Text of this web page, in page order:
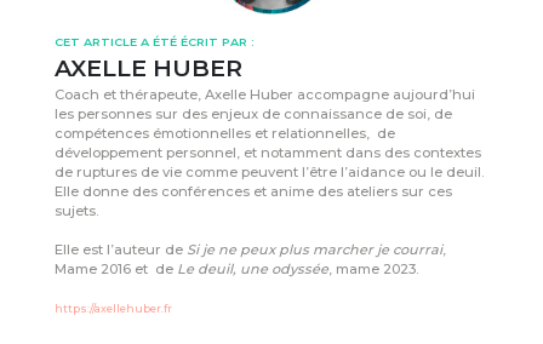
CET ARTICLE A ÉTÉ ÉCRIT PAR :
AXELLE HUBER
Coach et thérapeute, Axelle Huber accompagne aujourd’hui
les personnes sur des enjeux de connaissance de soi, de
compétences émotionnelles et relationnelles, de
développement personnel, et notamment dans des contextes
de ruptures de vie comme peuvent l’être l’aidance ou le deuil.
Elle donne des conférences et anime des ateliers sur ces
sujets.
Elle est l’auteur de Si je ne peux plus marcher je courrai,
Mame 2016 et de Le deuil, une odyssée, mame 2023.
https://axellehuber.fr